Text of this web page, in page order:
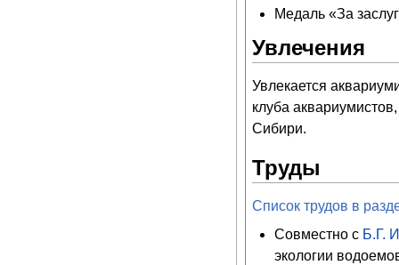
Медаль «За
Увлечения
Увлекается
клуба
Сибири.
Труды
Список трудов в
Совместно с Б.Г.
экологии